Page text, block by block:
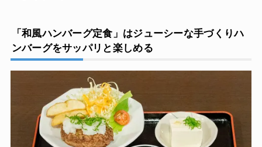
「和風ハンバーグ定食」はジューシーな手づくりハ
ンバーグをサッパリと楽しめる